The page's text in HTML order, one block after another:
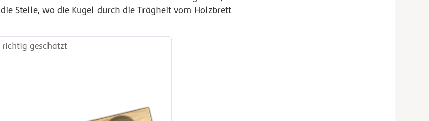
Stelle, wo die Kugel durch die Trägheit vom Holzbrett
geschätzt